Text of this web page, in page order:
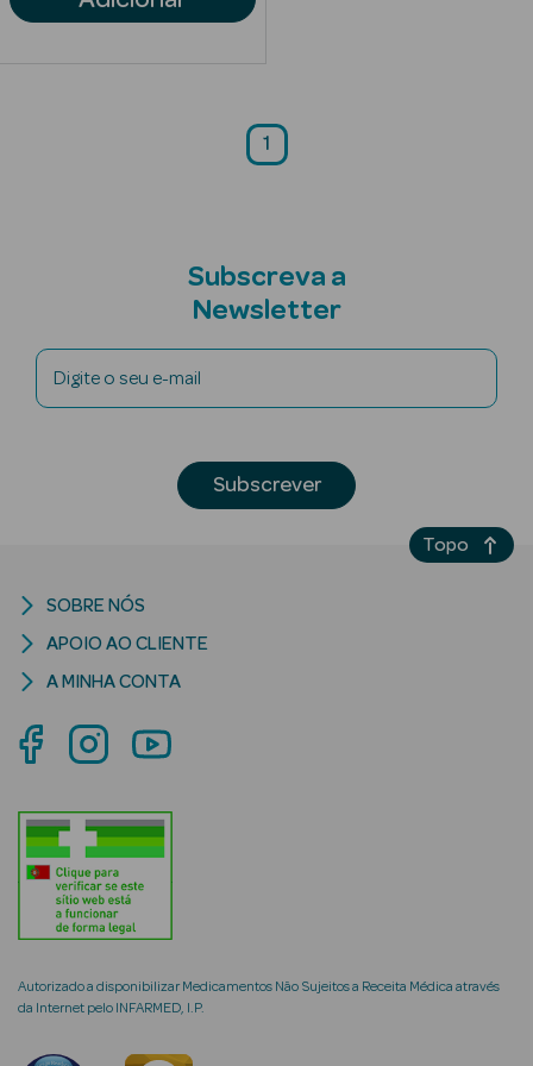
Lábios
Ver Tudo
Cosmética
Hidratantes
Banho
Desodorizantes
Refirmantes
Protetores
Solares
Bronzeadores
1
Subscreva a
Newsletter
Digite o seu e-mail
Subscrever
Autorizado a disponibilizar Medicamentos Não Sujeitos a Receita Médica através
da Internet pelo INFARMED, I.P.
SOBRE NÓS
APOIO AO CLIENTE
A MINHA CONTA
Topo